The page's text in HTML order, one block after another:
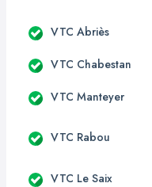
VTC Abriès
VTC Chabestan
VTC Manteyer
VTC Rabou
VTC Le Saix